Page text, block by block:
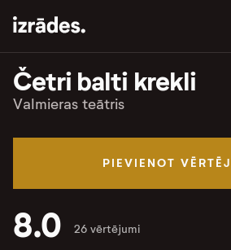
Četri balti krekli
Valmieras teātris
PIEVIENOT
8.0 26 vērtējumi